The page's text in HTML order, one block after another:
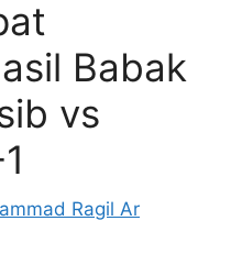
Babak
vs
Ragil Ar